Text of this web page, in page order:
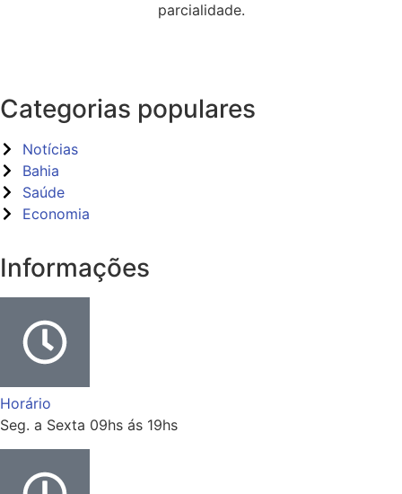
parcialidade.
Categorias populares
Notícias
Bahia
Saúde
Economia
Informações
Horário
Seg. a Sexta 09hs ás 19hs